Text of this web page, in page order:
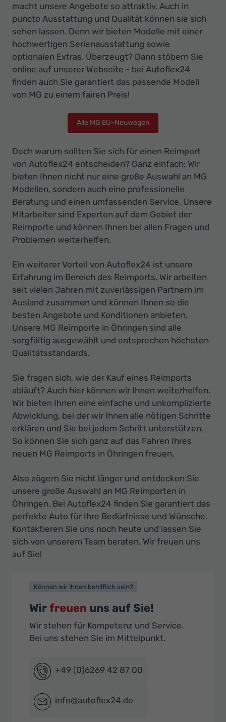
macht unsere Angebote so attraktiv. Auch in
puncto Ausstattung und Qualität können sie sich
sehen lassen. Denn wir bieten Modelle mit einer
hochwertigen Serienausstattung sowie
optionalen Extras. Überzeugt? Dann stöbern Sie
online auf unserer Webseite - bei Autoflex24
finden auch Sie garantiert das passende Modell
von MG zu einem fairen Preis!
Alle MG EU-Neuwagen
Doch warum sollten Sie sich für einen Reimport
von Autoflex24 entscheiden? Ganz einfach: Wir
bieten Ihnen nicht nur eine große Auswahl an MG
Modellen, sondern auch eine professionelle
Beratung und einen umfassenden Service. Unsere
Mitarbeiter sind Experten auf dem Gebiet der
Reimporte und können Ihnen bei allen Fragen und
Problemen weiterhelfen.
Ein weiterer Vorteil von Autoflex24 ist unsere
Erfahrung im Bereich des Reimports. Wir arbeiten
seit vielen Jahren mit zuverlässigen Partnern im
Ausland zusammen und können Ihnen so die
besten Angebote und Konditionen anbieten.
Unsere MG Reimporte in Öhringen sind alle
sorgfältig ausgewählt und entsprechen höchsten
Qualitätsstandards.
Sie fragen sich, wie der Kauf eines Reimports
abläuft? Auch hier können wir Ihnen weiterhelfen.
Wir bieten Ihnen eine einfache und unkomplizierte
Abwicklung, bei der wir Ihnen alle nötigen Schritte
erklären und Sie bei jedem Schritt unterstützen.
So können Sie sich ganz auf das Fahren Ihres
neuen MG Reimports in Öhringen freuen.
Also zögern Sie nicht länger und entdecken Sie
unsere große Auswahl an MG Reimporten in
Öhringen. Bei Autoflex24 finden Sie garantiert das
perfekte Auto für Ihre Bedürfnisse und Wünsche.
Kontaktieren Sie uns noch heute und lassen Sie
sich von unserem Team beraten. Wir freuen uns
auf Sie!
Können wir Ihnen behilflich sein?
Wirfreuen uns auf Sie!
Wir stehen für Kompetenz und Service.
Bei uns stehen Sie im Mittelpunkt.
+49 (0)6269 42 87 00
info@autoflex24.de